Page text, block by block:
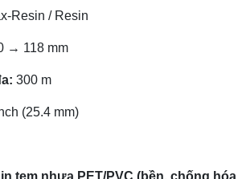
Resin / Resin
→ 118 mm
300 m
(25.4 mm)
tem nhựa PET/PVC (bền, chống hóa